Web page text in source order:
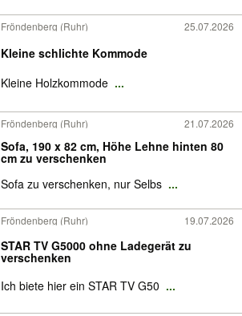
Fröndenberg (Ruhr) 25.07.2026
Kleine schlichte Kommode
Kleine Holzkommode ...
Fröndenberg (Ruhr) 21.07.2026
Sofa, 190 x 82 cm, Höhe Lehne hinten 80
cm zu verschenken
Sofa zu verschenken, nur Selbs ...
Fröndenberg (Ruhr) 19.07.2026
STAR TV G5000 ohne Ladegerät zu
verschenken
Ich biete hier ein STAR TV G50 ...